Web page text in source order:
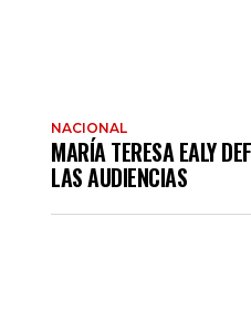
NACIONAL
MARÍA TERESA EALY
LAS AUDIENCIAS